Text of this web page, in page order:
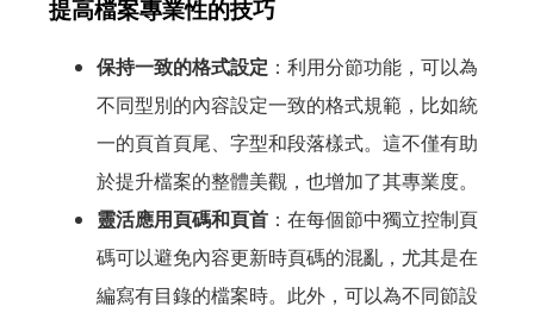
提高檔案專業性的技巧
保持一致的格式設定 ：利用分節功能，可以為
不同型別的內容設定一致的格式規範，比如統
一的頁首頁尾、字型和段落樣式。這不僅有助
於提升檔案的整體美觀，也增加了其專業度。
靈活應用頁碼和頁首：在每個節中獨立控制頁
碼可以避免內容更新時頁碼的混亂，尤其是在
編寫有目錄的檔案時。此外，可以為不同節設